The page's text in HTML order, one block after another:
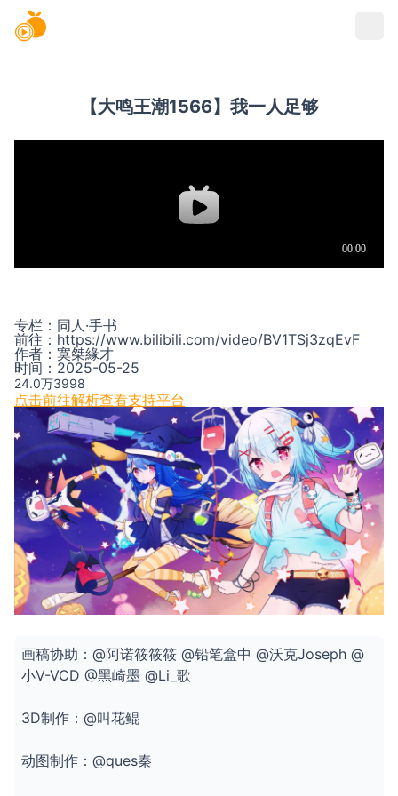
【大鸣王潮1566】我一人足够
专栏： 同人·手书
前往： https://www.bilibili.com/video/BV1TSj3zqEvF
作者： 寞桀緣才
时间： 2025-05-25
24.0万3998
点击前往解析查看支持平台
画稿协助：@阿诺筱筱筱 @铅笔盒中 @沃克Joseph @
小V-VCD @黑崎墨 @Li_歌
3D制作：@叫花鲲
动图制作：@ques秦